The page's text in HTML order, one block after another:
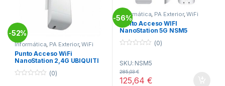
-52%
Informática, PA Exterior,WiFi
Punto Acceso WiFi
NanoStation 2,4G UBIQUITI
NSM2
(0)
-56%
Informática, PA Exterior,WiFi
Punto Acceso WIFI
NanoStation 5G NSM5
u
t
o
f
(0)
SKU: NSM5
125,64€
285,03€